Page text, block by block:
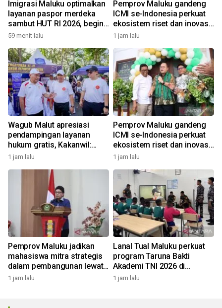
Imigrasi Maluku optimalkan
layanan paspor merdeka
sambut HUT RI 2026, begini
kata Kakanwil
59 menit lalu
Pemprov Maluku gandeng
ICMI se-Indonesia perkuat
ekosistem riset dan inovasi
daerah
1 jam lalu
Wagub Malut apresiasi
pendampingan layanan
hukum gratis, Kakanwil:
Pencatatan Hak Cipta Musik
1 jam lalu
Pemprov Maluku gandeng
ICMI se-Indonesia perkuat
ekosistem riset dan inovasi
daerah
1 jam lalu
Pemprov Maluku jadikan
mahasiswa mitra strategis
dalam pembangunan lewat
gagasan konstruktif
1 jam lalu
Lanal Tual Maluku perkuat
program Taruna Bakti
Akademi TNI 2026 di
Sekolah Rakyat
1 jam lalu